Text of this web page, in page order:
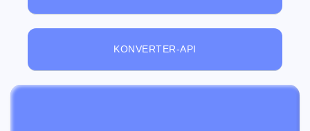
KONVERTER-API